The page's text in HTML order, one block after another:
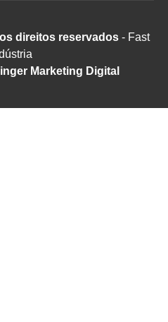
direitos reservados- Fast
Marketing Digital